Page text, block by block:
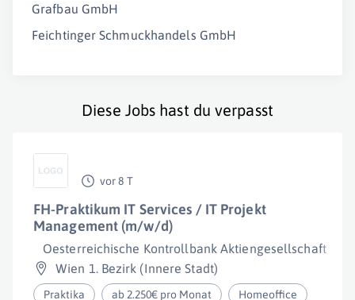
Grafbau GmbH
Feichtinger Schmuckhandels GmbH
Diese Jobs hast du verpasst
vor 8 T
FH-Praktikum IT Services / IT Projekt
Management (m/w/d)
Oesterreichische Kontrollbank Aktiengesellschaft
Wien 1. Bezirk (Innere Stadt)
Praktika ab 2.250€ pro Monat Homeoffice